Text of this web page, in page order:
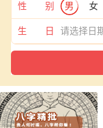
性 别 男 女
生 日